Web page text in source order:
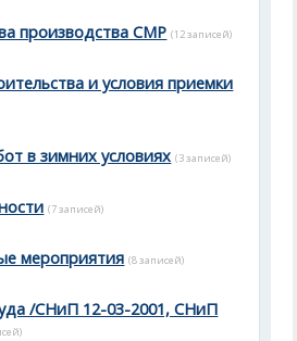
производства СМР (12 записей)
и условия приемки
в зимних условиях (3 записей)
(7 записей)
мероприятия (8 записей)
/СНиП 12-03-2001, СНиП